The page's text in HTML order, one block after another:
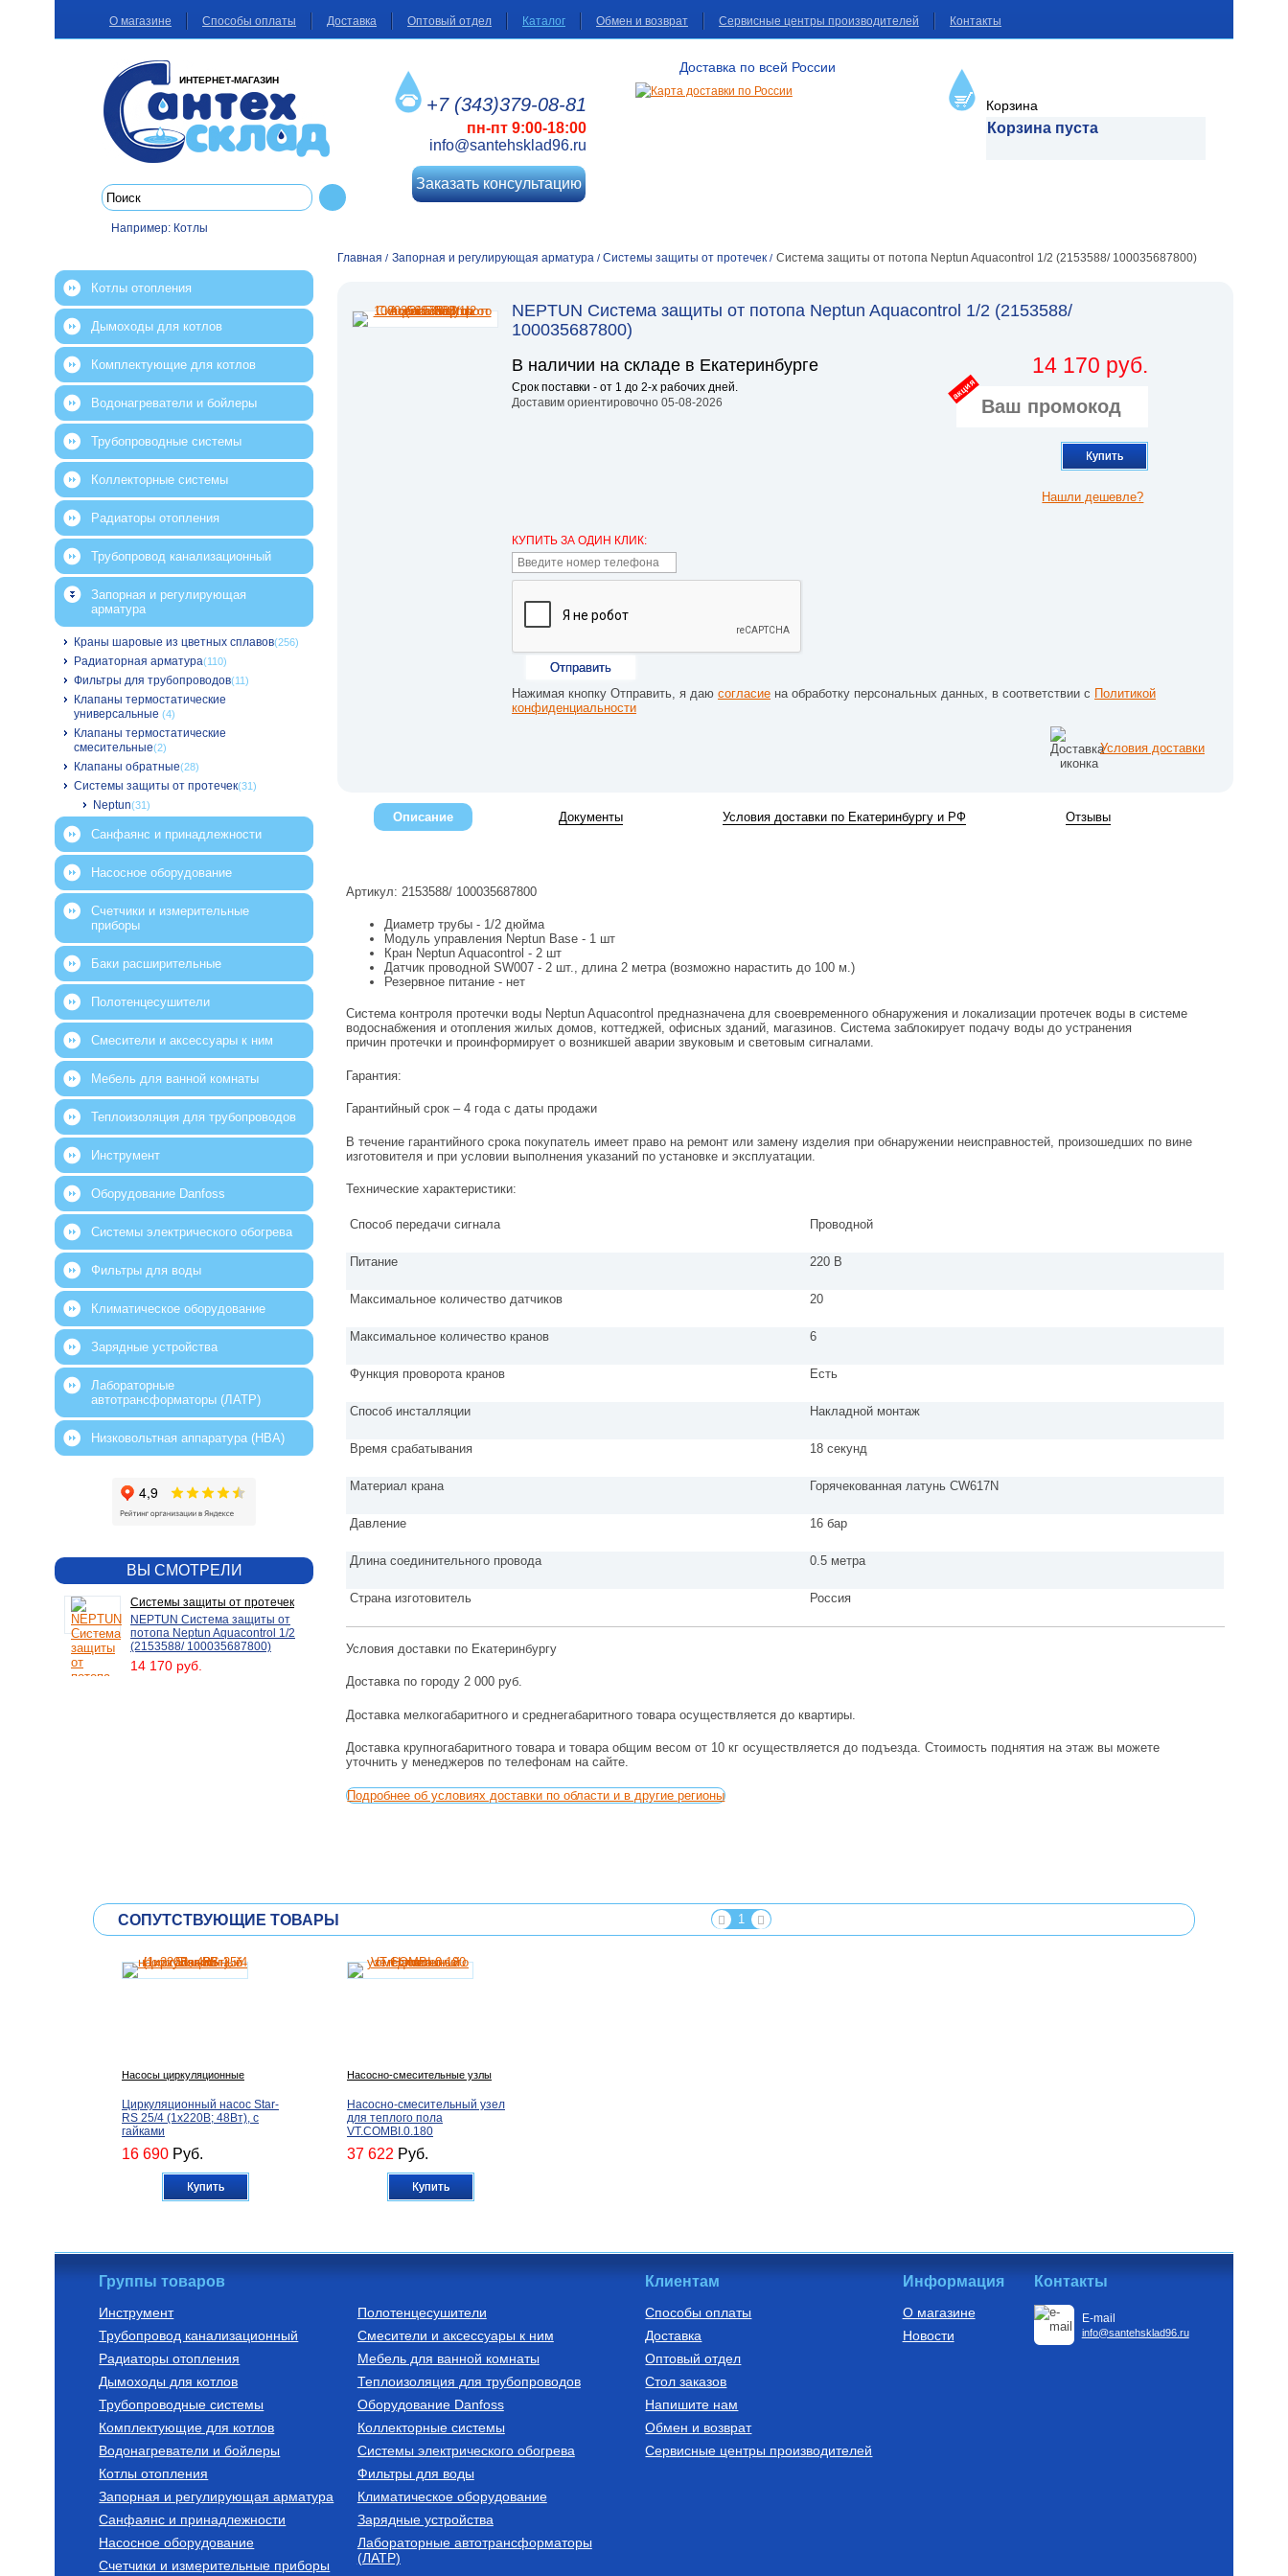
О магазине Способы оплаты Доставка Оптовый отдел Каталог Обмен и возврат Сервисные центры производителей Контакты
ИНТЕРНЕТ-МАГАЗИН
Например: Котлы
+7 (343)379-08-81
пн-пт 9:00-18:00
info@santehsklad96.ru
Заказать консультацию
Доставка по всей России
Корзина
Корзина пуста
Главная / Запорная и регулирующая арматура / Системы защиты от протечек / Система защиты от потопа Neptun Aquacontrol 1/2 (2153588/ 100035687800)
NEPTUN Система защиты от потопа Neptun Aquacontrol 1/2 (2153588/
100035687800)
В наличии на складе в Екатеринбурге
Срок поставки - от 1 до 2-х рабочих дней.
Доставим ориентировочно 05-08-2026
14 170 руб.
акция
Купить
Нашли дешевле?
КУПИТЬ ЗА ОДИН КЛИК:
Отправить
Нажимая кнопку Отправить, я даю согласие на обработку персональных данных, в соответствии с Политикой
конфиденциальности
Условия доставки
Описание Документы Условия доставки по Екатеринбургу и РФ Отзывы
Артикул: 2153588/ 100035687800
Диаметр трубы - 1/2 дюйма
Модуль управления Neptun Base - 1 шт
Кран Neptun Aquacontrol - 2 шт
Датчик проводной SW007 - 2 шт., длина 2 метра (возможно нарастить до 100 м.)
Резервное питание - нет
Система контроля протечки воды Neptun Aquacontrol предназначена для своевременного обнаружения и локализации протечек воды в системе
водоснабжения и отопления жилых домов, коттеджей, офисных зданий, магазинов. Система заблокирует подачу воды до устранения
причин протечки и проинформирует о возникшей аварии звуковым и световым сигналами.
Гарантия:
Гарантийный срок – 4 года с даты продажи
В течение гарантийного срока покупатель имеет право на ремонт или замену изделия при обнаружении неисправностей, произошедших по вине
изготовителя и при условии выполнения указаний по установке и эксплуатации.
Технические характеристики:
Способ передачи сигнала Проводной
Питание 220 В
Максимальное количество датчиков 20
Максимальное количество кранов 6
Функция проворота кранов Есть
Способ инсталляции Накладной монтаж
Время срабатывания 18 секунд
Материал крана Горячекованная латунь CW617N
Давление 16 бар
Длина соединительного провода 0.5 метра
Страна изготовитель Россия
Условия доставки по Екатеринбургу
Доставка по городу 2 000 руб.
Доставка мелкогабаритного и среднегабаритного товара осуществляется до квартиры.
Доставка крупногабаритного товара и товара общим весом от 10 кг осуществляется до подъезда. Стоимость поднятия на этаж вы можете
уточнить у менеджеров по телефонам на сайте.
Подробнее об условиях доставки по области и в другие регионы
Котлы отопления
Дымоходы для котлов
Комплектующие для котлов
Водонагреватели и бойлеры
Трубопроводные системы
Коллекторные системы
Радиаторы отопления
Трубопровод канализационный
Запорная и регулирующая
арматура
Краны шаровые из цветных сплавов(256)
Радиаторная арматура(110)
Фильтры для трубопроводов(11)
Клапаны термостатические
универсальные (4)
Клапаны термостатические
смесительные(2)
Клапаны обратные(28)
Системы защиты от протечек(31)
Neptun(31)
Санфаянс и принадлежности
Насосное оборудование
Счетчики и измерительные
приборы
Баки расширительные
Полотенцесушители
Смесители и аксессуары к ним
Мебель для ванной комнаты
Теплоизоляция для трубопроводов
Инструмент
Оборудование Danfoss
Системы электрического обогрева
Фильтры для воды
Климатическое оборудование
Зарядные устройства
Лабораторные
автотрансформаторы (ЛАТР)
Низковольтная аппаратура (НВА)
ВЫ СМОТРЕЛИ
Системы защиты от протечек
NEPTUN Система защиты от
потопа Neptun Aquacontrol 1/2
(2153588/ 100035687800)
14 170 руб.
СОПУТСТВУЮЩИЕ ТОВАРЫ 1
Насосы циркуляционные
Циркуляционный насос Star-
RS 25/4 (1х220В; 48Вт), с
гайками
16 690 Руб.
Купить
Насосно-смесительные узлы
Насосно-смесительный узел
для теплого пола
VT.COMBI.0.180
37 622 Руб.
Купить
Радиаторы алюминиевые
РАДИАТОР АЛЮМИНИЕВЫЙ
Optima 500/80/1
740Руб.
Купить
Коллекторные блоки из
встроенными расходомерами
Коллекторный блок из
нержавеющей стали со
1", 6 x 3/4", "евроконус" SMS
0907 000006
30 773Руб.
Купить
Группы товаров
Инструмент
Трубопровод канализационный
Радиаторы отопления
Дымоходы для котлов
Трубопроводные системы
Комплектующие для котлов
Водонагреватели и бойлеры
Котлы отопления
Запорная и регулирующая арматура
Санфаянс и принадлежности
Насосное оборудование
Счетчики и измерительные приборы
Полотенцесушители
Смесители и аксессуары к ним
Мебель для ванной комнаты
Теплоизоляция для трубопроводов
Оборудование Danfoss
Коллекторные системы
Системы электрического обогрева
Фильтры для воды
Климатическое оборудование
Зарядные устройства
Лабораторные автотрансформаторы
(ЛАТР)
Клиентам
Способы оплаты
Доставка
Оптовый отдел
Стол заказов
Напишите нам
Обмен и возврат
Сервисные центры производителей
Информация
О магазине
Новости
Контакты
E-mail
info@santehsklad96.ru